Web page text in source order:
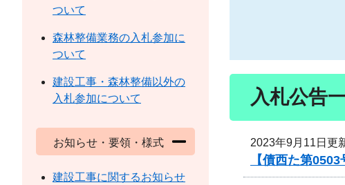
入札公告
2023年9月11日更
【債西た第
ついて
森林整備業務の入札参加に
ついて
建設工事・森林整備以外の
入札参加について
お知らせ・要領・様式
建設工事に関するお知らせ